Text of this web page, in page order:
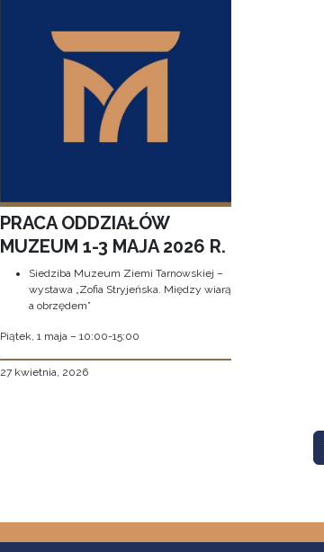
PRACA ODDZIAŁÓW
MUZEUM 1-3 MAJA 2026 R.
Siedziba Muzeum Ziemi Tarnowskiej –
wystawa „Zofia Stryjeńska. Między wiarą
a obrzędem”
Piątek, 1 maja – 10:00-15:00
27 kwietnia, 2026